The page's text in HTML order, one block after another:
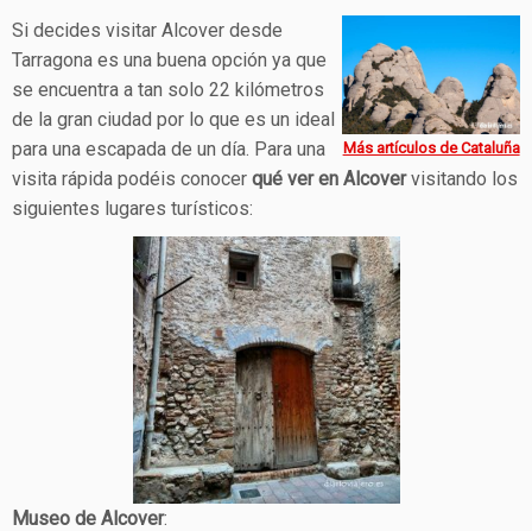
Más artículos de Cataluña
Si decides visitar Alcover desde
Tarragona es una buena opción ya que
se encuentra a tan solo 22 kilómetros
de la gran ciudad por lo que es un ideal
para una escapada de un día. Para una
visita rápida podéis conocer qué ver en Alcovervisitando los
siguientes lugares turísticos:
Museo de Alcover: